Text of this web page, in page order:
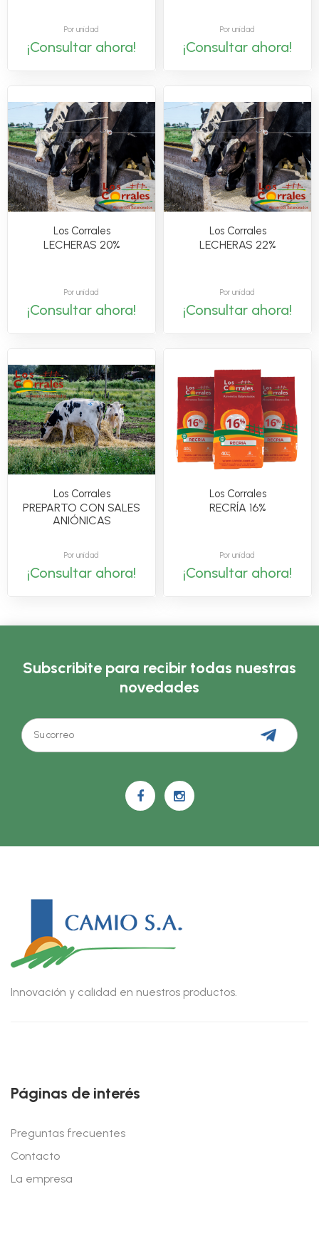
Por unidad
¡Consultar ahora!
Por unidad
¡Consultar ahora!
Los Corrales
LECHERAS 20%
Por unidad
¡Consultar ahora!
Los Corrales
LECHERAS 22%
Por unidad
¡Consultar ahora!
Los Corrales
PREPARTO CON SALES
ANIÓNICAS
Por unidad
¡Consultar ahora!
Los Corrales
RECRÍA 16%
Por unidad
¡Consultar ahora!
Subscribite para recibir todas nuestras
novedades
Innovación y calidad en nuestros productos.
Páginas de interés
Preguntas frecuentes
Contacto
La empresa